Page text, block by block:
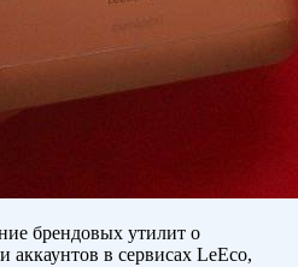
брендовых утилит о
в сервисах LeEco,